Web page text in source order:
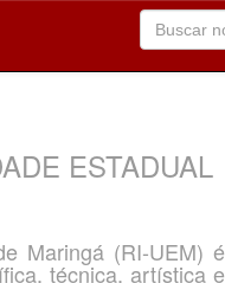
ESTADUAL
Maringá (RI-UEM) é
técnica, artística e